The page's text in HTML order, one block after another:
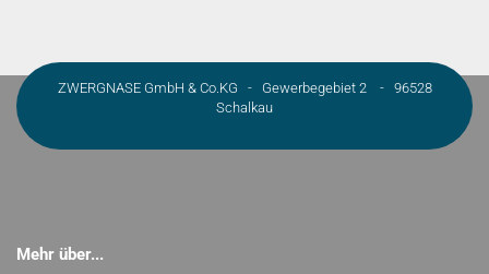
ZWERGNASE GmbH & Co.KG - Gewerbegebiet 2 - 96528
Schalkau
Mehr über...